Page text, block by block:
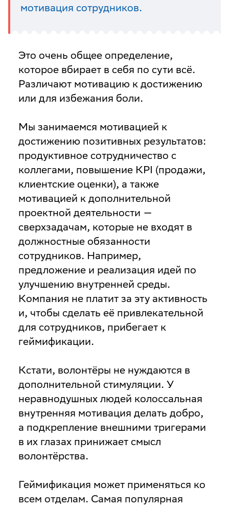
мотивация сотрудников.
Это очень общее определение,
которое вбирает в себя по сути всё.
Различают мотивацию к достижению
или для избежания боли.
Мы занимаемся мотивацией к
достижению позитивных результатов:
продуктивное сотрудничество с
коллегами, повышение KPI (продажи,
клиентские оценки), а также
мотивацией к дополнительной
проектной деятельности —
сверхзадачам, которые не входят в
должностные обязанности
сотрудников. Например,
предложение и реализация идей по
улучшению внутренней среды.
Компания не платит за эту активность
и, чтобы сделать её привлекательной
для сотрудников, прибегает к
геймификации.
Кстати, волонтёры не нуждаются в
дополнительной стимуляции. У
неравнодушных людей колоссальная
внутренняя мотивация делать добро,
а подкрепление внешними тригерами
в их глазах принижает смысл
волонтёрства.
Геймификация может применяться ко
всем отделам. Самая популярная